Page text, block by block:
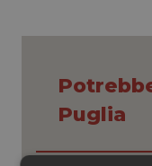
Oncologia
Puglia